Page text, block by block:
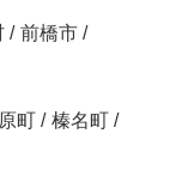
/ 前橋市 /
原町 / 榛名町 /